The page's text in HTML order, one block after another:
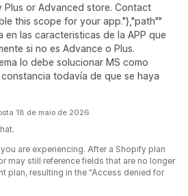
Plus or Advanced store. Contact
this scope for your app."},"path""
en las caracteristicas de la APP que
si no es Advance o Plus.
lo debe solucionar MS como
todavía de que se haya
18 de maio de 2026
are experiencing. After a Shopify plan
may still reference fields that are no longer
plan, resulting in the "Access denied for